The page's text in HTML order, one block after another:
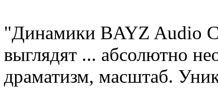
"Динамики BAYZ Audio
выглядят ... абсолютно
драматизм, масштаб.